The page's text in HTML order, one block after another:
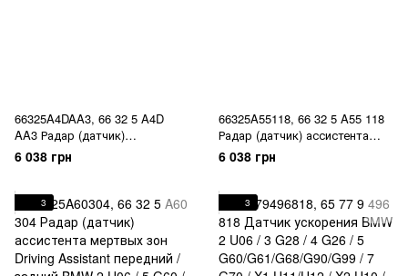
66325A4DAA3, 66 32 5 A4D
AA3 Радар (датчик)
ассистента мертвых зон
Driving Assistant передний /
G70 / X1 U11/U12 / X5
G05/G18/F95 / X6 G06/F96 / X7
G07 / XM G09 / i I20
6 038 грн
66325A55118, 66 32 5 A55 118
Радар (датчик) ассистента
мертвых зон Driving Assistant
передний / задний BMW 2 U06
X5 G05/G18/F95 / X6 G06/F96 /
X7 G07 / XM G09 / i I20
6 038 грн
3 3